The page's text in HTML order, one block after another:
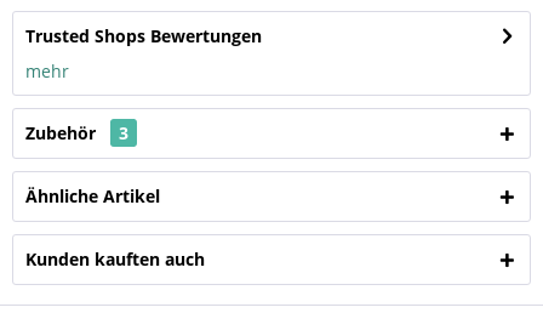
Trusted Shops Bewertungen
mehr
Zubehör 3
Ähnliche Artikel
Kunden kauften auch